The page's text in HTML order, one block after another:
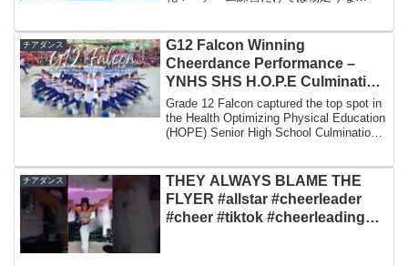
ンス特化・完全個別レッスン】が大阪で
受けられます！当教室では、チ...
チアダンス
G12 Falcon Winning
Cheerdance Performance –
YNHS SHS H.O.P.E Culmination
(Jan. 25, 2023)
Grade 12 Falcon captured the top spot in
the Health Optimizing Physical Education
(HOPE) Senior High School Culmination
チアダンス
THEY ALWAYS BLAME THE
FLYER #allstar #cheerleader
#cheer #tiktok #cheerleading